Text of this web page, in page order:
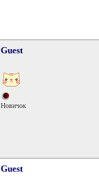
Guest
Новичок
Guest